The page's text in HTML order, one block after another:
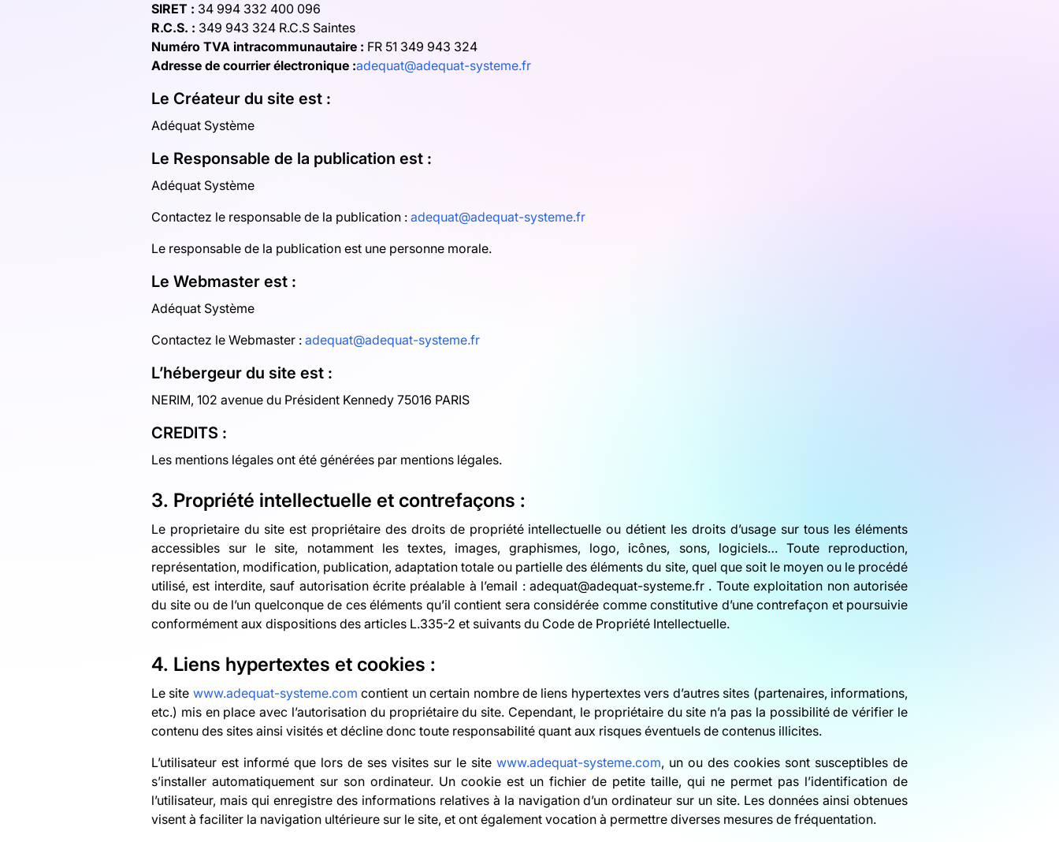
SIRET : 34 994 332 400 096
R.C.S. : 349 943 324 R.C.S Saintes
Numéro TVA intracommunautaire : FR 51 349 943 324
Adresse de courrier électronique :adequat@adequat-systeme.fr
Le Créateur du site est :
Adéquat Système
Le Responsable de la publication est :
Adéquat Système
Contactez le responsable de la publication : adequat@adequat-systeme.fr
Le responsable de la publication est une personne morale.
Le Webmaster est :
Adéquat Système
Contactez le Webmaster : adequat@adequat-systeme.fr
L’hébergeur du site est :
NERIM, 102 avenue du Président Kennedy 75016 PARIS
CREDITS :
Les mentions légales ont été générées par mentions légales.
3. Propriété intellectuelle et contrefaçons :
Le proprietaire du site est propriétaire des droits de propriété intellectuelle ou détient les droits d’usage sur tous les éléments
accessibles sur le site, notamment les textes, images, graphismes, logo, icônes, sons, logiciels… Toute reproduction,
représentation, modification, publication, adaptation totale ou partielle des éléments du site, quel que soit le moyen ou le procédé
utilisé, est interdite, sauf autorisation écrite préalable à l’email : adequat@adequat-systeme.fr . Toute exploitation non autorisée
du site ou de l’un quelconque de ces éléments qu’il contient sera considérée comme constitutive d’une contrefaçon et poursuivie
conformément aux dispositions des articles L.335-2 et suivants du Code de Propriété Intellectuelle.
4. Liens hypertextes et cookies :
Le site www.adequat-systeme.com contient un certain nombre de liens hypertextes vers d’autres sites (partenaires, informations,
etc.) mis en place avec l’autorisation du propriétaire du site. Cependant, le propriétaire du site n’a pas la possibilité de vérifier le
contenu des sites ainsi visités et décline donc toute responsabilité quant aux risques éventuels de contenus illicites.
L’utilisateur est informé que lors de ses visites sur le site www.adequat-systeme.com, un ou des cookies sont susceptibles de
s’installer automatiquement sur son ordinateur. Un cookie est un fichier de petite taille, qui ne permet pas l’identification de
l’utilisateur, mais qui enregistre des informations relatives à la navigation d’un ordinateur sur un site. Les données ainsi obtenues
visent à faciliter la navigation ultérieure sur le site, et ont également vocation à permettre diverses mesures de fréquentation.